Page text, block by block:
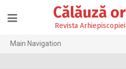
content
Călăuză
Revista
Main Navigation